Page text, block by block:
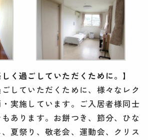
く過ごしていただくために。】
していただくために、様々なレク
実施しています。ご入居者様同士
あります。お餅つき、節分、ひな
夏祭り、敬老会、運動会、クリス